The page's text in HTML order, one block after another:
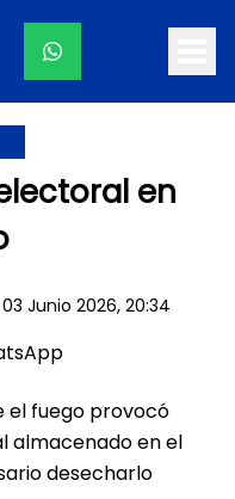
en
03 Junio 2026, 20:34
el fuego provocó
almacenado en el
desecharlo